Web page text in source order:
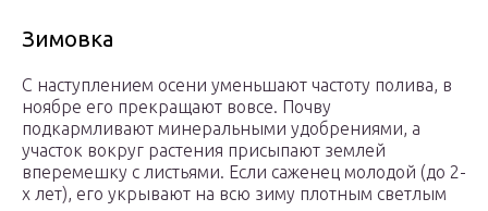
Зимовка
С наступлением осени уменьшают частоту полива, в
ноябре его прекращают вовсе. Почву
подкармливают минеральными удобрениями, а
участок вокруг растения присыпают землей
вперемешку с листьями. Если саженец молодой (до 2-
х лет), его укрывают на всю зиму плотным светлым